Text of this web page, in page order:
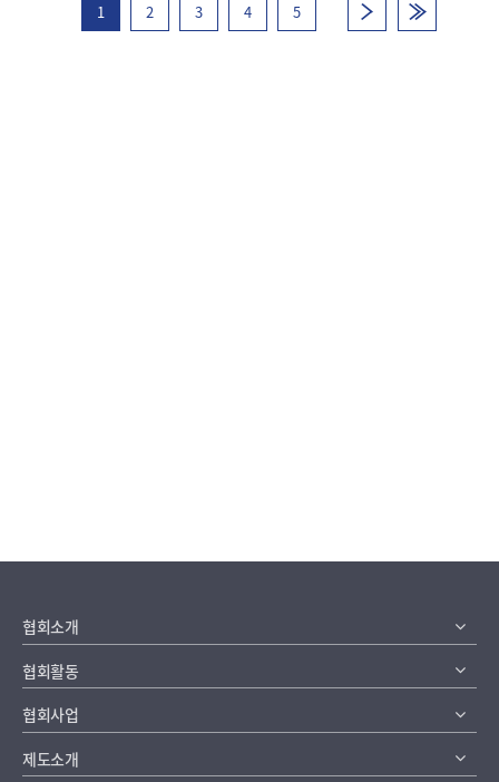
1 2 3 4 5
협회소개
협회활동
협회사업
제도소개